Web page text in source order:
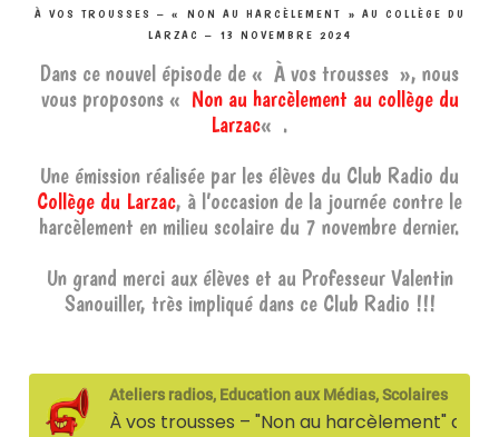
À VOS TROUSSES – « NON AU HARCÈLEMENT » AU COLLÈGE DU
LARZAC – 13 NOVEMBRE 2024
Dans ce nouvel épisode de « À vos trousses », nous
vous proposons « Non au harcèlement au collège du
Larzac« .
Une émission réalisée par les élèves du Club Radio du
Collège du Larzac, à l’occasion de la journée contre le
harcèlement en milieu scolaire du 7 novembre dernier.
Un grand merci aux élèves et au Professeur Valentin
Sanouiller, très impliqué dans ce Club Radio !!!
Ateliers radios, Education aux Médias, Scolaires